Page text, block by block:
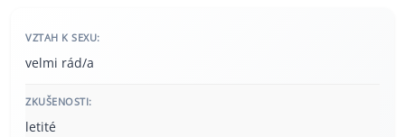
VZTAH K SEXU:
velmi rád/a
ZKUŠENOSTI:
letité